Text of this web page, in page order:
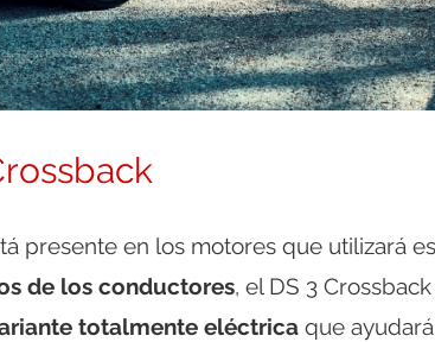
presente en los motores que utilizará
de los conductores, el DS 3
totalmente eléctrica que